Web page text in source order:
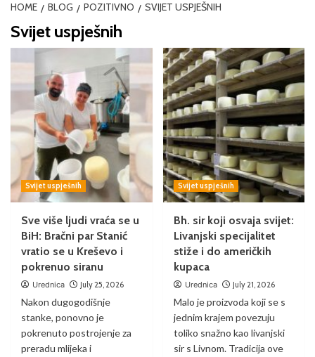
HOME BLOG POZITIVNO SVIJET USPJEŠNIH
Svijet uspješnih
Svijet uspješnih
Sve više ljudi vraća se u
BiH: Bračni par Stanić
vratio se u Kreševo i
pokrenuo siranu
Urednica July 25, 2026
Nakon dugogodišnje
stanke, ponovno je
pokrenuto postrojenje za
preradu mlijeka i
Svijet uspješnih
Bh. sir koji osvaja svijet:
Livanjski specijalitet
stiže i do američkih
kupaca
Urednica July 21, 2026
Malo je proizvoda koji se s
jednim krajem povezuju
toliko snažno kao livanjski
sir s Livnom. Tradicija ove